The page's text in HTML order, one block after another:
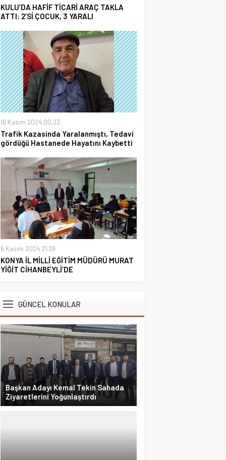
KULU’DA HAFİF TİCARİ ARAÇ TAKLA
ATTI: 2’Sİ ÇOCUK, 3 YARALI
16 Kasım 2024 00:23
Trafik Kazasinda Yaralanmıştı, Tedavi
gördüğü Hastanede Hayatını Kaybetti
6 Kasım 2024 21:28
KONYA İL MİLLİ EĞİTİM MÜDÜRÜ MURAT
YİĞİT CİHANBEYLİ’DE
GÜNCEL KONULAR
Başkan Adayı Kemal Tekin Sahada
Ziyaretlerini Yoğunlaştırdı